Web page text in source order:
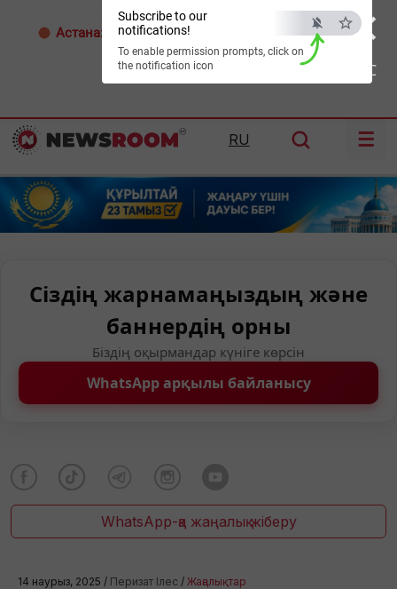
×
ESC
Subscribe to our
notifications!
To enable permission prompts, click on
the notification icon
Астана: 32°C Алматы: Шымкент:36°C
RU ☰
Сіздің жарнамаңыздың және
баннердің орны
Біздің оқырмандар күніге көрсін
WhatsApp арқылы байланысу
WhatsApp-қа жаңалық жіберу
14 наурыз, 2025 / Перизат Ілес / Жаңалықтар